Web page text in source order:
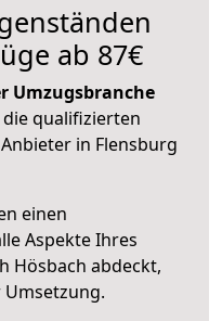
ab 87€
Umzugsbranche
qualifizierten
in Flensburg
einen
Aspekte Ihres
Hösbach abdeckt,